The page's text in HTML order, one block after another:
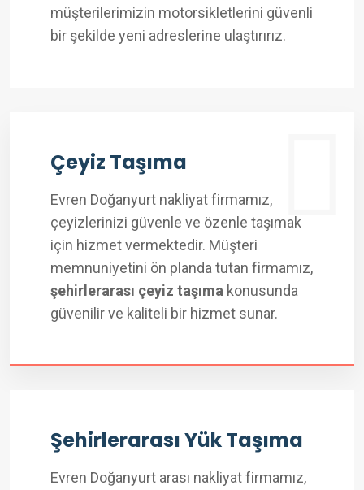
müşterilerimizin motorsikletlerini güvenli
bir şekilde yeni adreslerine ulaştırırız.
Çeyiz Taşıma
Evren Doğanyurt nakliyat firmamız,
çeyizlerinizi güvenle ve özenle taşımak
için hizmet vermektedir. Müşteri
memnuniyetini ön planda tutan firmamız,
şehirlerarası çeyiz taşıma konusunda
güvenilir ve kaliteli bir hizmet sunar.
Şehirlerarası Yük Taşıma
Evren Doğanyurt arası nakliyat firmamız,